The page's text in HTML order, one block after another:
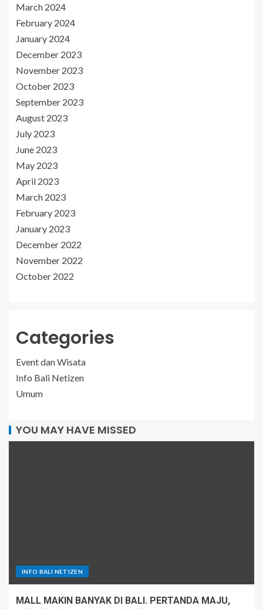
March 2024
February 2024
January 2024
December 2023
November 2023
October 2023
September 2023
August 2023
July 2023
June 2023
May 2023
April 2023
March 2023
February 2023
January 2023
December 2022
November 2022
October 2022
Categories
Event dan Wisata
Info Bali Netizen
Umum
YOU MAY HAVE MISSED
INFO BALI NETIZEN
MALL MAKIN BANYAK DI BALI. PERTANDA MAJU,